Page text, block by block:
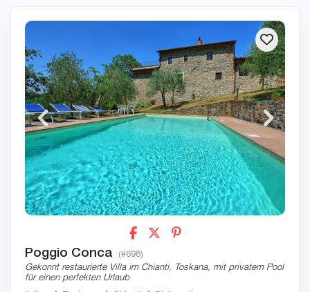
Poggio Conca (#698)
Gekonnt restaurierte Villa im Chianti, Toskana, mit privatem Pool
für einen perfekten Urlaub